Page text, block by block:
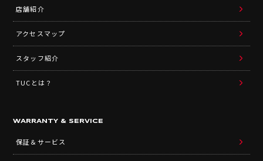
店舗紹介
アクセスマップ
スタッフ紹介
TUCとは？
WARRANTY & SERVICE
保証＆サービス